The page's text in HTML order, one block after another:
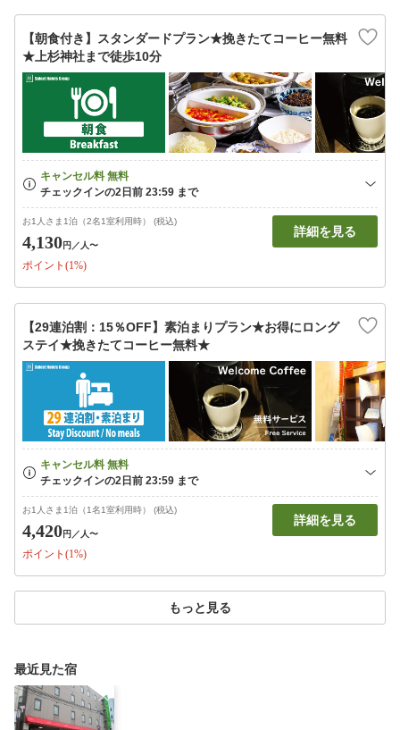
【朝食付き】スタンダードプラン★挽きたてコーヒー無料
★上杉神社まで徒歩10分
お1人さま1泊（2名1室利用時） (税込)
4,130円 ／人〜
ポイント(1%)
詳細を見る
【29連泊割：15％OFF】素泊まりプラン★お得にロング
ステイ★挽きたてコーヒー無料★
お1人さま1泊（1名1室利用時） (税込)
4,420円 ／人〜
ポイント(1%)
詳細を見る
もっと見る
最近見た宿